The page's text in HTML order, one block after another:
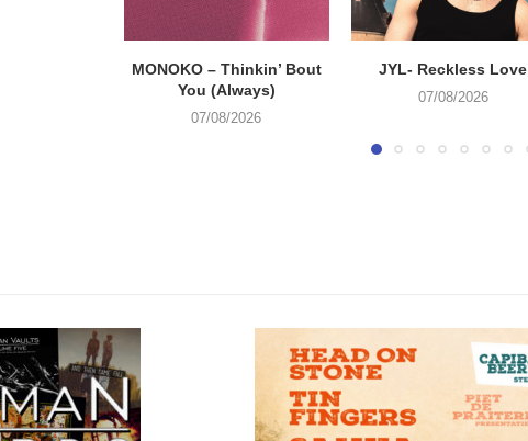
MONOKO – Thinkin’ Bout
You (Always)
07/08/2026
JYL- Reckless Love
07/08/2026